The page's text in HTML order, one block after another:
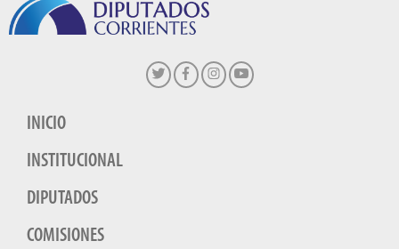
INICIO
INSTITUCIONAL
DIPUTADOS
COMISIONES